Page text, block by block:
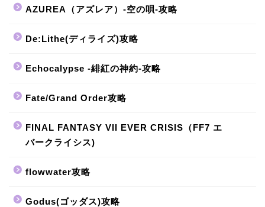
AZUREA（アズレア）-空の唄-攻略
De:Lithe(ディライズ)攻略
Echocalypse -緋紅の神約-攻略
Fate/Grand Order攻略
FINAL FANTASY VII EVER CRISIS（FF7 エ
バークライシス)
flowwater攻略
Godus(ゴッダス)攻略